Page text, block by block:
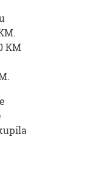
KM